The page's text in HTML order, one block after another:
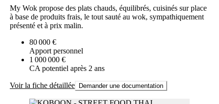
My Wok propose des plats chauds, équilibrés, cuisinés sur place
à base de produits frais, le tout sauté au wok, sympathiquement
présenté et à prix malin.
80 000 €
Apport personnel
1 000 000 €
CA potentiel après 2 ans
Voir la fiche détaillée Demander une documentation